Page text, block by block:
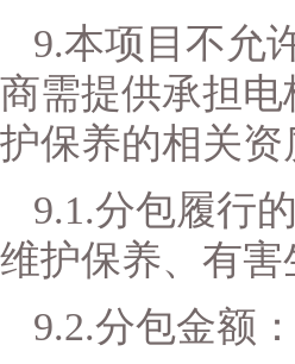
9.本项目 不允
商需提供承担
护保养的相关资
9.1.分包履行
维护保养、有
9.2.分包金额